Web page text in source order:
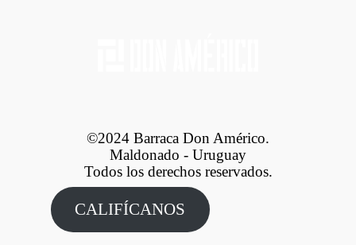
©2024 Barraca Don Américo.
Maldonado - Uruguay
Todos los derechos reservados.
CALIFÍCANOS